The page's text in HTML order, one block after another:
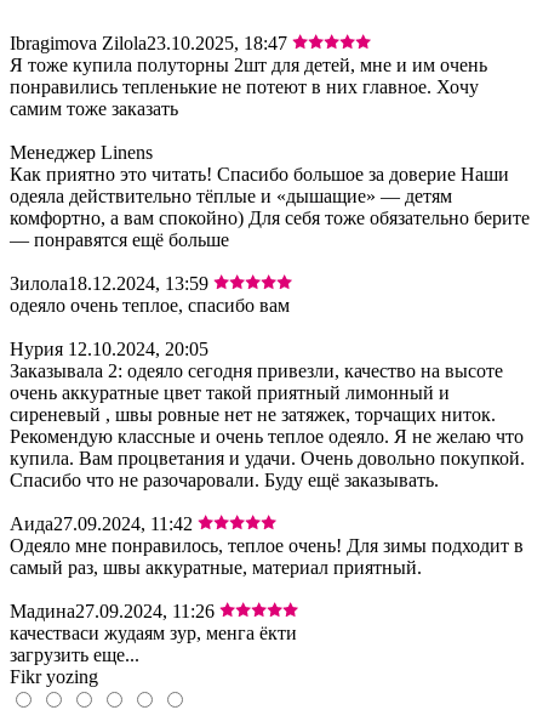
Ibragimova Zilola23.10.2025, 18:47
Я тоже купила полуторны 2шт для детей, мне и им очень
понравились тепленькие не потеют в них главное. Хочу
самим тоже заказать
Менеджер Linens
Как приятно это читать! Спасибо большое за доверие Наши
одеяла действительно тёплые и «дышащие» — детям
комфортно, а вам спокойно) Для себя тоже обязательно берите
— понравятся ещё больше
Зилола18.12.2024, 13:59
одеяло очень теплое, спасибо вам
Нурия 12.10.2024, 20:05
Заказывала 2: одеяло сегодня привезли, качество на высоте
очень аккуратные цвет такой приятный лимонный и
сиреневый , швы ровные нет не затяжек, торчащих ниток.
Рекомендую классные и очень теплое одеяло. Я не желаю что
купила. Вам процветания и удачи. Очень довольно покупкой.
Спасибо что не разочаровали. Буду ещё заказывать.
Аида27.09.2024, 11:42
Одеяло мне понравилось, теплое очень! Для зимы подходит в
самый раз, швы аккуратные, материал приятный.
Мадина27.09.2024, 11:26
качестваси жудаям зур, менга ёкти
загрузить еще...
Fikr yozing